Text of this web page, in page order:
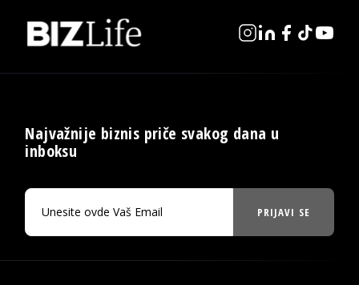
Najvažnije biznis priče svakog dana u
inboksu
PRIJAVI SE